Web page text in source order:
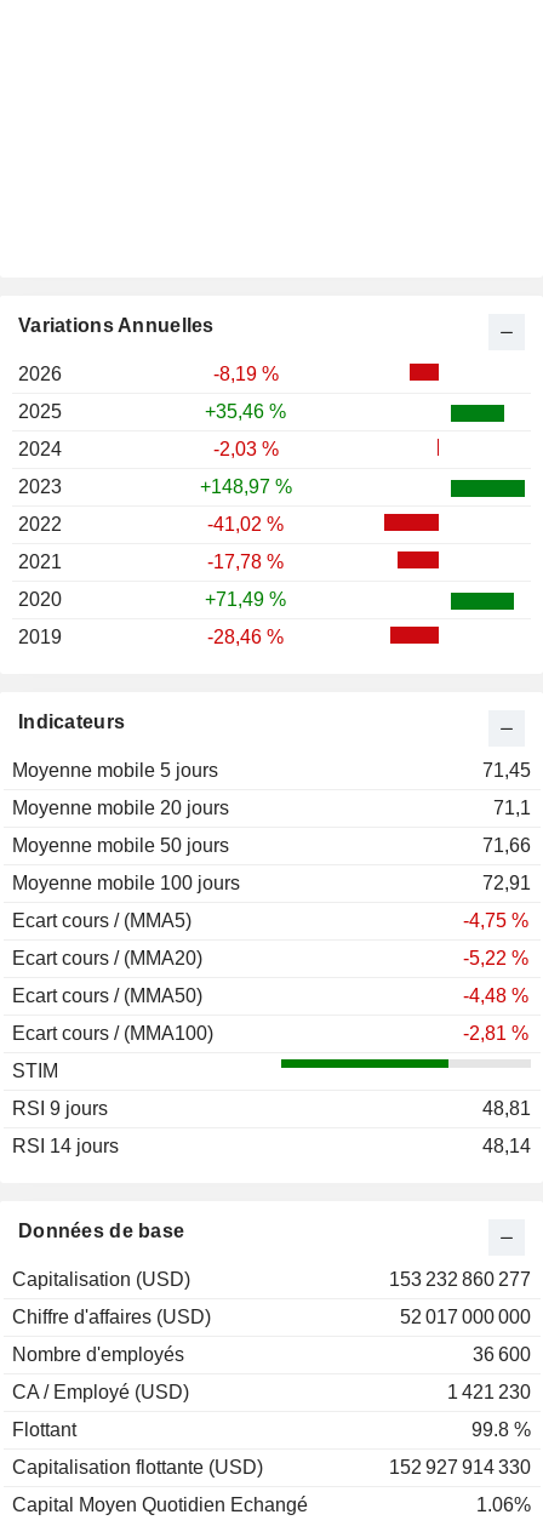
Données de base
Capitalisation (USD)
153 232 860 277
Chiffre d'affaires (USD)
52 017 000 000
Nombre d'employés
36 600
CA / Employé (USD)
1 421 230
Flottant
99.8 %
Capitalisation flottante (USD)
152 927 914 330
Capital Moyen Quotidien Echangé
1.06%
Indicateurs
Moyenne mobile 5 jours
71,45
Moyenne mobile 20 jours
71,1
Moyenne mobile 50 jours
71,66
Moyenne mobile 100 jours
72,91
Ecart cours / (MMA5)
-4,75 %
Ecart cours / (MMA20)
-5,22 %
Ecart cours / (MMA50)
-4,48 %
Ecart cours / (MMA100)
-2,81 %
STIM
RSI 9 jours
48,81
RSI 14 jours
48,14
Variations Annuelles
2026
-8,19 %
2025
+35,46 %
2024
-2,03 %
2023
+148,97 %
2022
-41,02 %
2021
-17,78 %
2020
+71,49 %
2019
-28,46 %